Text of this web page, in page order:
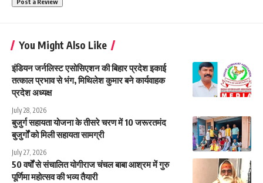
You Might Also Like
इंडियन जर्नलिस्ट एसोसिएशन की बिहार प्रदेश इकाई
तत्काल प्रभाव से भंग, मिथिलेश कुमार बने कार्यवाहक
प्रदेश अध्यक्ष
July 28, 2026
बुजुर्ग सहायता योजना के तीसरे चरण में 10 जरूरतमंद
बुजुर्गों को मिली सहायता सामग्री
July 27, 2026
50 वर्षों से संचालित योगीराज चंचल बाबा आश्रम में गुरु
पूर्णिमा महोत्सव की भव्य तैयारी